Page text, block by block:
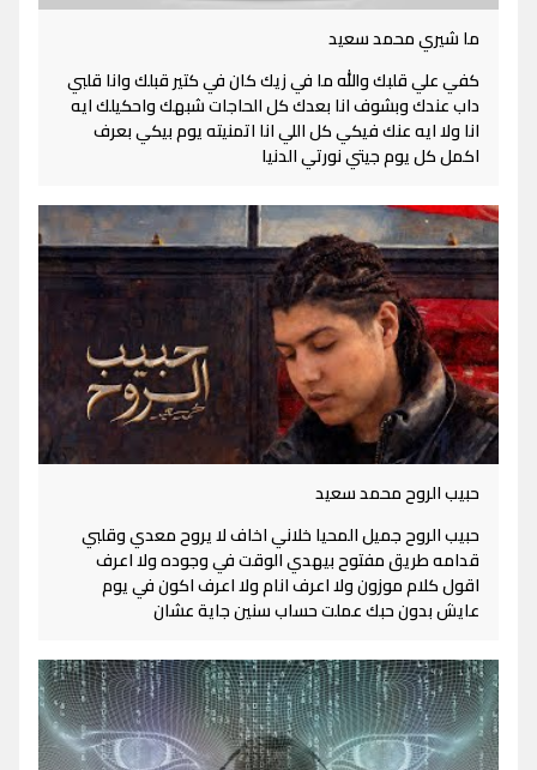
ما شيري محمد سعيد
كفي علي قلبك والله ما في زيك كان في كتير قبلك وانا قلبي
داب عندك وبشوف انا بعدك كل الحاجات شبهك واحكيلك ايه
انا ولا ايه عنك فيكي كل اللي انا اتمنيته يوم بيكي بعرف
اكمل كل يوم جيتي نورتي الدنيا
حبيب الروح محمد سعيد
حبيب الروح جميل المحيا خلاني اخاف لا يروح معدي وقلبي
قدامه طريق مفتوح بيهدي الوقت في وجوده ولا اعرف
اقول كلام موزون ولا اعرف انام ولا اعرف اكون في يوم
عايش بدون حبك عملت حساب سنين جاية عشان